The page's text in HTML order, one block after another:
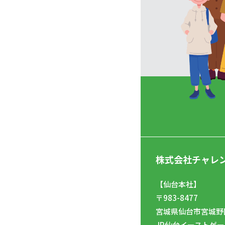
株式会社チャレ
【仙台本社】
〒983-8477
宮城県仙台市宮城